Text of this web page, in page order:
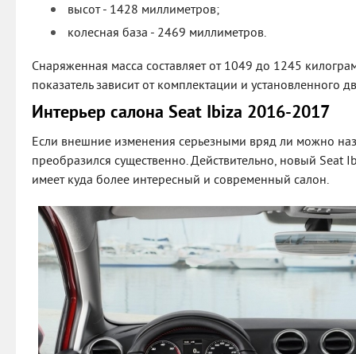
высот - 1428 миллиметров;
колесная база - 2469 миллиметров.
Снаряженная масса составляет от 1049 до 1245
показатель зависит от комплектации и установленного
Интерьер салона Seat Ibiza 2016-2017
Если внешние изменения серьезными вряд ли можно
преобразился существенно. Действительно, новый Seat
имеет куда более интересный и современный салон.